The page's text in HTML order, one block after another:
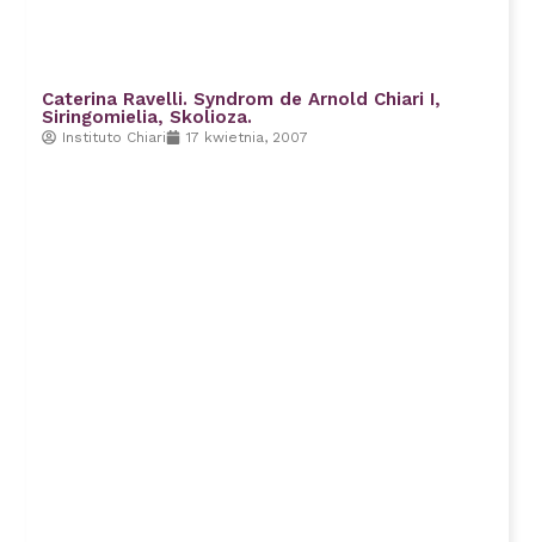
Caterina Ravelli. Syndrom de Arnold Chiari I,
Siringomielia, Skolioza.
Instituto Chiari 17 kwietnia, 2007